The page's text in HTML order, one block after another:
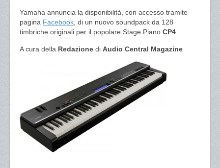
Yamaha annuncia la disponibilità, con accesso tramite
pagina Facebook , di un nuovo soundpack da 128
timbriche originali per il popolare Stage Piano CP4
A cura della Redazione di Audio Central Magazine